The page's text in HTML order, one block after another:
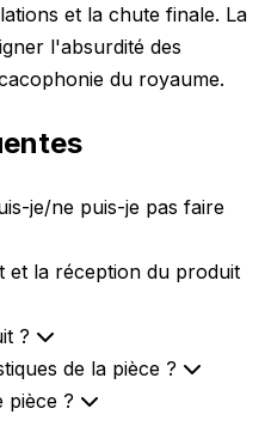
et la chute finale. La
l'absurdité des
du royaume.
je/ne puis-je pas faire
et la réception du produit
?
de la pièce ?
pièce ?